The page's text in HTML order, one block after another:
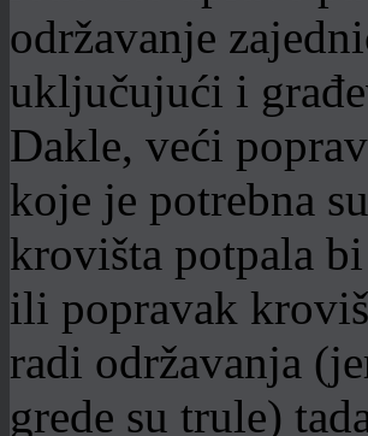
održavanje
uključujući i
Dakle, veći
koje je potrebna
krovišta potpala
ili popravak
radi održavanja
grede su trule)